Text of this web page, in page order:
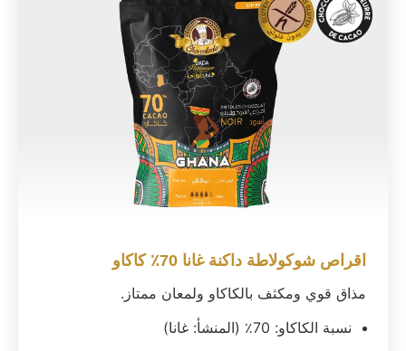
اقراص شوكولاطة داكنة غانا 70٪ كاكاو
مذاق قوي ومكثف بالكاكاو ولمعان ممتاز.
نسبة الكاكاو: 70٪ (المنشأ: غانا)